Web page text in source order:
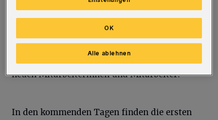
kennenzulernen. Der Vorstandsvorsitzende
Axel Jütz, Silvija Posse (Leiterin der
Personalabteilung) und Andreas Hugendick
neuen Mitarbeiterinnen und Mitarbeiter.
In den kommenden Tagen finden die ersten
Alle ablehnen
OK